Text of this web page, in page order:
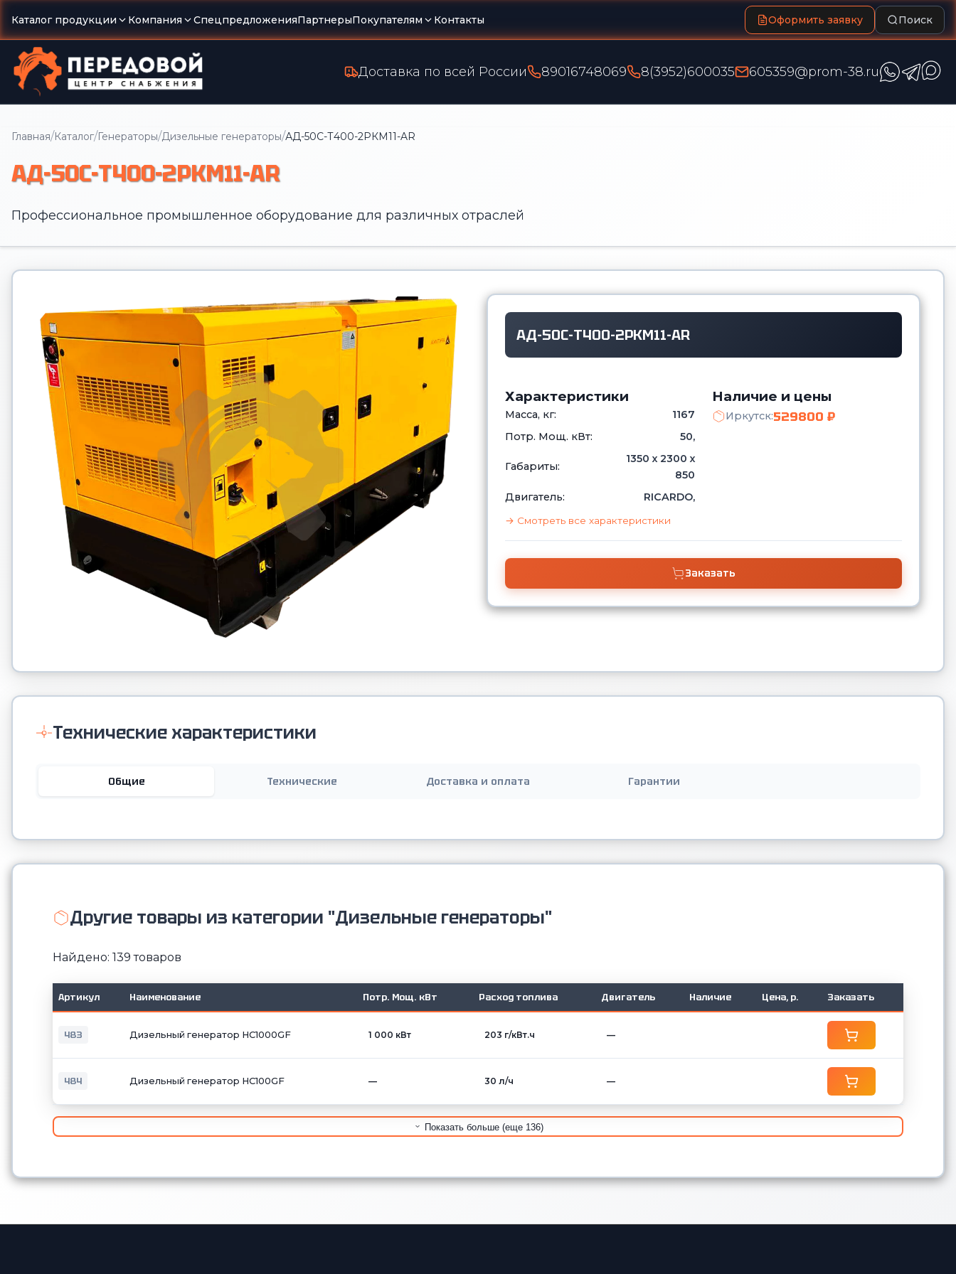
Каталог продукции Компания СпецпредложенияПартнерыПокупателям Контакты Оформить заявку Поиск
Доставка по всей России 89016748069 8(3952)600035 605359@prom-38.ru
Главная/Каталог/Генераторы/Дизельные генераторы/АД-50С-Т400-2РКМ11-AR
АД-50С-Т400-2РКМ11-AR
Профессиональное промышленное оборудование для различных отраслей
АД-50С-Т400-2РКМ11-AR
Характеристики
Масса, кг:
1167
Потр. Мощ. кВт:
50,
Габариты:
1350 х 2300 х
850
Двигатель:
RICARDO,
→ Смотреть все характеристики
Наличие и цены
Иркутск:529800 ₽
Заказать
Технические характеристики
Общие Технические Доставка и оплата Гарантии
Другие товары из категории "Дизельные генераторы"
Найдено: 139 товаров
Артикул Наименование Потр. Мощ. кВт Расход топлива Двигатель Наличие Цена, р. Заказать
483 Дизельный генератор HC1000GF 1 000 кВт 203 г/кВт.ч —
484 Дизельный генератор HC100GF — 30 л/ч —
Показать больше (еще 136)